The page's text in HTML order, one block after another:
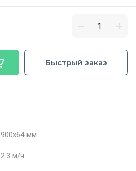
Быстрый заказ
900х64 мм
2.3 м/ч